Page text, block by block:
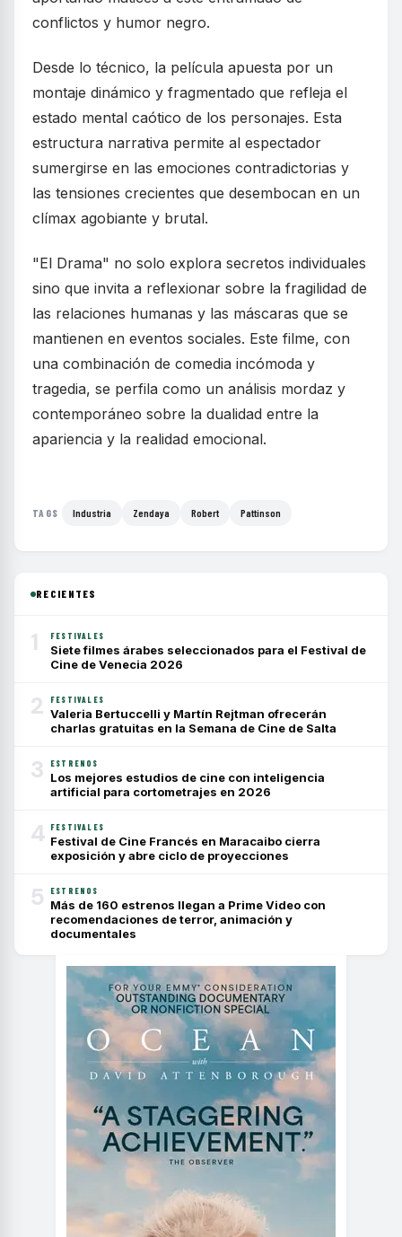
conflictos y humor negro.
Desde lo técnico, la película apuesta por un
montaje dinámico y fragmentado que refleja el
estado mental caótico de los personajes. Esta
estructura narrativa permite al espectador
sumergirse en las emociones contradictorias y
las tensiones crecientes que desembocan en un
clímax agobiante y brutal.
"El Drama" no solo explora secretos individuales
sino que invita a reflexionar sobre la fragilidad de
las relaciones humanas y las máscaras que se
mantienen en eventos sociales. Este filme, con
una combinación de comedia incómoda y
tragedia, se perfila como un análisis mordaz y
contemporáneo sobre la dualidad entre la
apariencia y la realidad emocional.
TAGS Industria Zendaya Robert Pattinson
RECIENTES
1 FESTIVALES
Siete filmes árabes seleccionados para el Festival de
Cine de Venecia 2026
2 FESTIVALES
Valeria Bertuccelli y Martín Rejtman ofrecerán
charlas gratuitas en la Semana de Cine de Salta
3 ESTRENOS
Los mejores estudios de cine con inteligencia
artificial para cortometrajes en 2026
4 FESTIVALES
Festival de Cine Francés en Maracaibo cierra
exposición y abre ciclo de proyecciones
5 ESTRENOS
Más de 160 estrenos llegan a Prime Video con
recomendaciones de terror, animación y
documentales